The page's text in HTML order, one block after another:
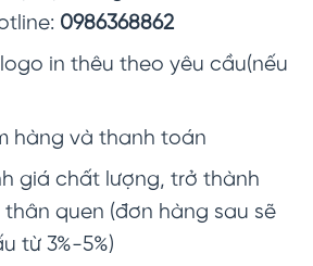
0986368862
in thêu theo yêu cầu(nếu
hàng và thanh toán
giá chất lượng, trở thành
quen (đơn hàng sau sẽ
từ 3%-5%)